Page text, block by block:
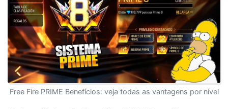
Free Fire PRIME Benefícios: veja todas as vantagens por nível